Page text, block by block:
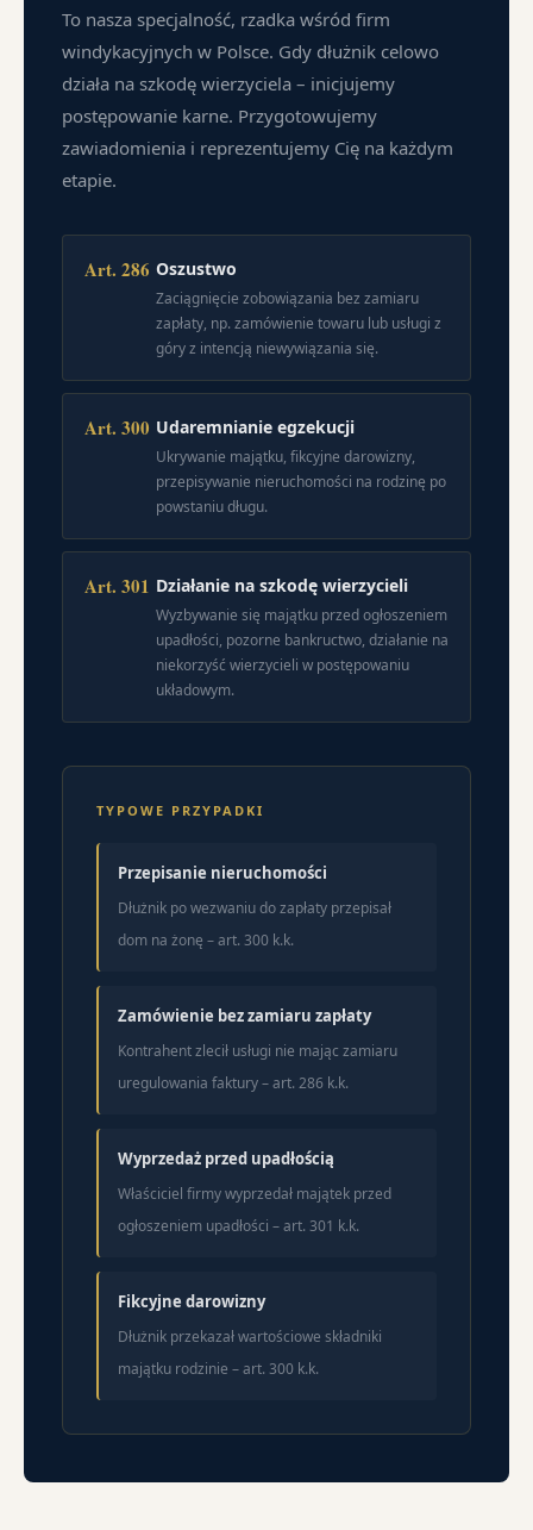
To nasza specjalność, rzadka wśród firm
windykacyjnych w Polsce. Gdy dłużnik celowo
działa na szkodę wierzyciela – inicjujemy
postępowanie karne. Przygotowujemy
zawiadomienia i reprezentujemy Cię na każdym
etapie.
Art. 286 Oszustwo
Zaciągnięcie zobowiązania bez zamiaru
zapłaty, np. zamówienie towaru lub usługi z
góry z intencją niewywiązania się.
Art. 300 Udaremnianie egzekucji
Ukrywanie majątku, fikcyjne darowizny,
przepisywanie nieruchomości na rodzinę po
powstaniu długu.
Art. 301 Działanie na szkodę wierzycieli
Wyzbywanie się majątku przed ogłoszeniem
upadłości, pozorne bankructwo, działanie na
niekorzyść wierzycieli w postępowaniu
układowym.
TYPOWE PRZYPADKI
Przepisanie nieruchomości
Dłużnik po wezwaniu do zapłaty przepisał
dom na żonę – art. 300 k.k.
Zamówienie bez zamiaru zapłaty
Kontrahent zlecił usługi nie mając zamiaru
uregulowania faktury – art. 286 k.k.
Wyprzedaż przed upadłością
Właściciel firmy wyprzedał majątek przed
ogłoszeniem upadłości – art. 301 k.k.
Fikcyjne darowizny
Dłużnik przekazał wartościowe składniki
majątku rodzinie – art. 300 k.k.